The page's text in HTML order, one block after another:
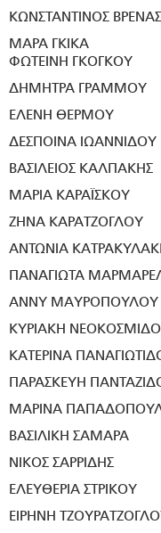
ΚΩΝΣΤΑΝΤΙΝΟΣ ΒΡΕΝΑΣ
ΜΑΡΑ ΓΚΙΚΑ
ΦΩΤΕΙΝΗ ΓΚΟΓΚΟΥ
ΔΗΜΗΤΡΑ ΓΡΑΜΜΟΥ
ΕΛΕΝΗ ΘΕΡΜΟΥ
ΔΕΣΠΟΙΝΑ ΙΩΑΝΝΙΔΟΥ
ΒΑΣΙΛΕΙΟΣ ΚΑΛΠΑΚΗΣ
ΜΑΡΙΑ ΚΑΡΑΪΣΚΟΥ
ΖΗΝΑ ΚΑΡΑΤΖΟΓΛΟΥ
ΑΝΤΩΝΙΑ
ΠΑΝΑΓΙΩΤΑ
ΑΝΝΥ ΜΑΥΡΟΠΟΥΛΟΥ
ΚΥΡΙΑΚΗ
ΚΑΤΕΡΙΝΑ
ΠΑΡΑΣΚΕΥΗ
ΜΑΡΙΝΑ
ΒΑΣΙΛΙΚΗ ΣΑΜΑΡΑ
ΝΙΚΟΣ ΣΑΡΡΙΔΗΣ
ΕΛΕΥΘΕΡΙΑ ΣΤΡΙΚΟΥ
ΕΙΡΗΝΗ